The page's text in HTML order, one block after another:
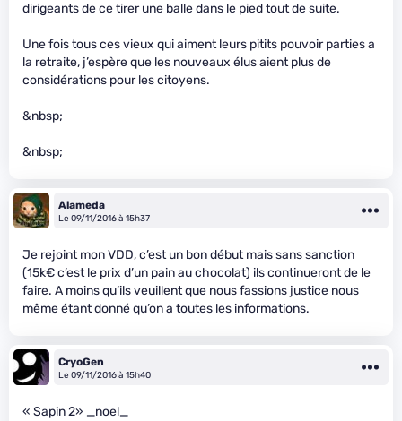
dirigeants de ce tirer une balle dans le pied tout de suite.
Une fois tous ces vieux qui aiment leurs pitits pouvoir parties a
la retraite, j’espère que les nouveaux élus aient plus de
considérations pour les citoyens.
&nbsp;
&nbsp;
Alameda
Le 09/11/2016 à 15h37
Je rejoint mon VDD, c’est un bon début mais sans sanction
(15k€ c’est le prix d’un pain au chocolat) ils continueront de le
faire. A moins qu’ils veuillent que nous fassions justice nous
même étant donné qu’on a toutes les informations.
CryoGen
Le 09/11/2016 à 15h40
« Sapin 2» _noel_